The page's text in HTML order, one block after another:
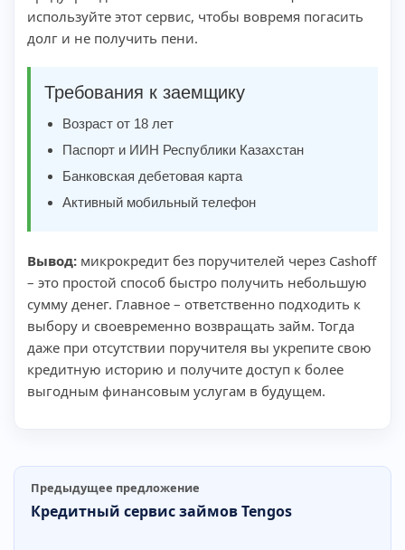
используйте этот сервис, чтобы вовремя погасить
долг и не получить пени.
Требования к заемщику
Возраст от 18 лет
Паспорт и ИИН Республики Казахстан
Банковская дебетовая карта
Активный мобильный телефон
Вывод: микрокредит без поручителей через Cashoff
– это простой способ быстро получить небольшую
сумму денег. Главное – ответственно подходить к
выбору и своевременно возвращать займ. Тогда
даже при отсутствии поручителя вы укрепите свою
кредитную историю и получите доступ к более
выгодным финансовым услугам в будущем.
Предыдущее предложение
Кредитный сервис займов Tengos